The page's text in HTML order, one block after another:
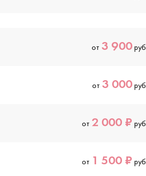
от 3 900руб
от 3 000руб
от 2 000 ₽ руб
от 1 500 ₽ руб